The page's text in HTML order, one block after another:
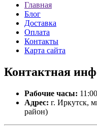
Главная
Блог
Доставка
Оплата
Контакты
Карта сайта
Контактная
Рабочие часы:
Адрес: г. Иркутск,
район)